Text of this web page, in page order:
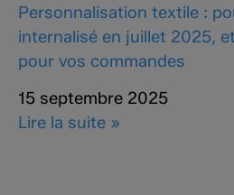
Personnalisation textile :
internalisé en juillet 2025,
pour vos commandes
15 septembre 2025
Lire la suite »